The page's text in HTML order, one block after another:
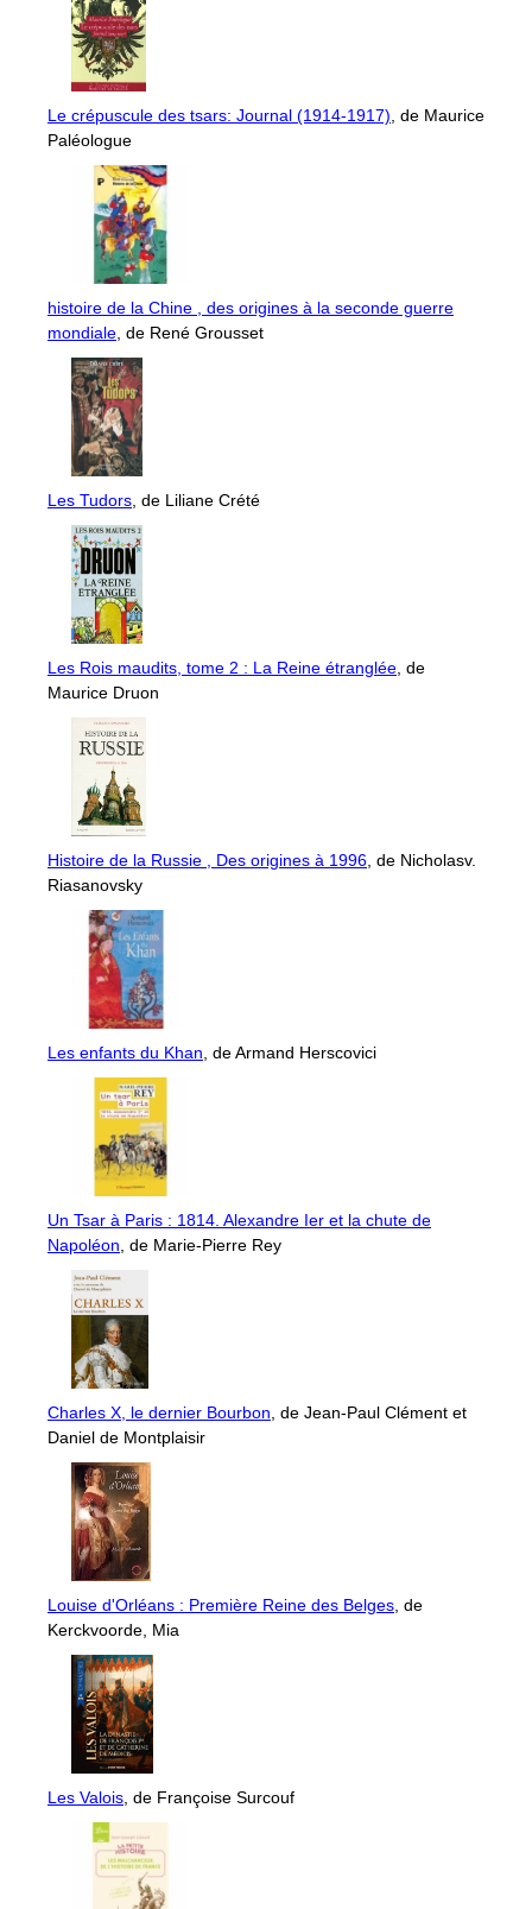
Le crépuscule des tsars: Journal (1914-1917), de Maurice
Paléologue
histoire de la Chine , des origines à la seconde guerre
mondiale, de René Grousset
Les Tudors, de Liliane Crété
Les Rois maudits, tome 2 : La Reine étranglée, de
Maurice Druon
Histoire de la Russie , Des origines à 1996, de Nicholasv.
Riasanovsky
Les enfants du Khan, de Armand Herscovici
Un Tsar à Paris : 1814. Alexandre Ier et la chute de
Napoléon, de Marie-Pierre Rey
Charles X, le dernier Bourbon, de Jean-Paul Clément et
Daniel de Montplaisir
Louise d'Orléans : Première Reine des Belges, de
Kerckvoorde, Mia
Les Valois, de Françoise Surcouf